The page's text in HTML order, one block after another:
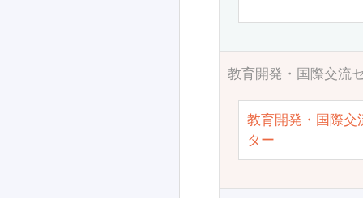
教育開発・国際交流
教育開発・国際交
ター